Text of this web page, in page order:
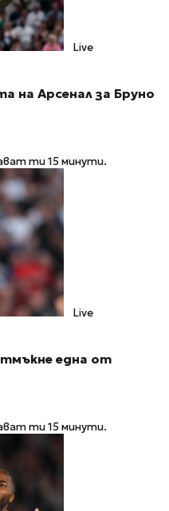
Live
на Арсенал за Бруно
ти 15 минути.
Live
една от
ти 15 минути.